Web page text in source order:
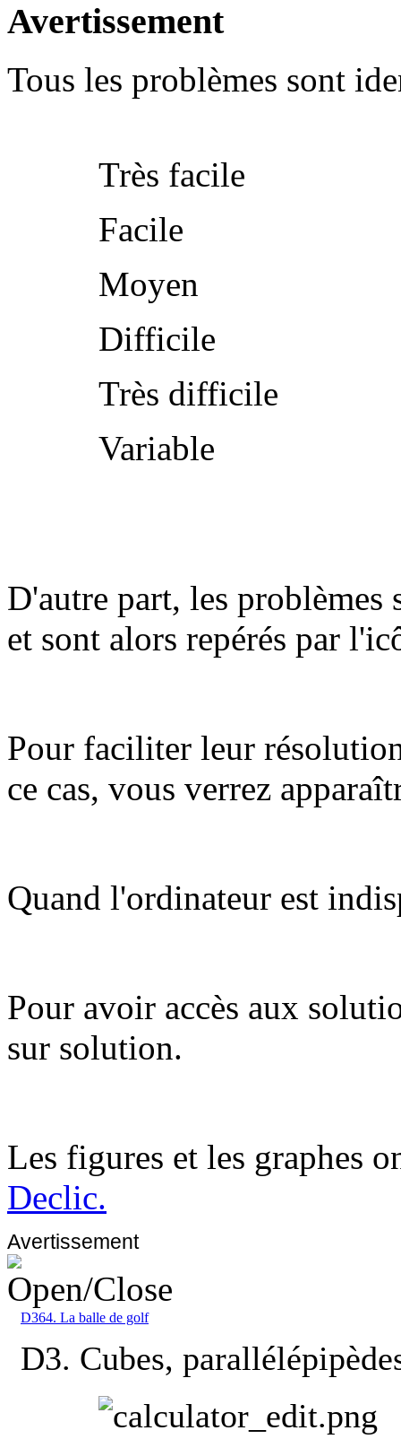
Avertissement
Tous les problèmes sont
Très facile
Facile
Moyen
Difficile
Très difficile
Variable
D'autre part, les problèmes
et sont alors repérés par
Pour faciliter leur
ce cas, vous verrez
Quand l'ordinateur est
Pour avoir accès aux
sur solution.
Les figures et les graphes
Declic.
Avertissement
D364. La balle de golf
D3. Cubes,